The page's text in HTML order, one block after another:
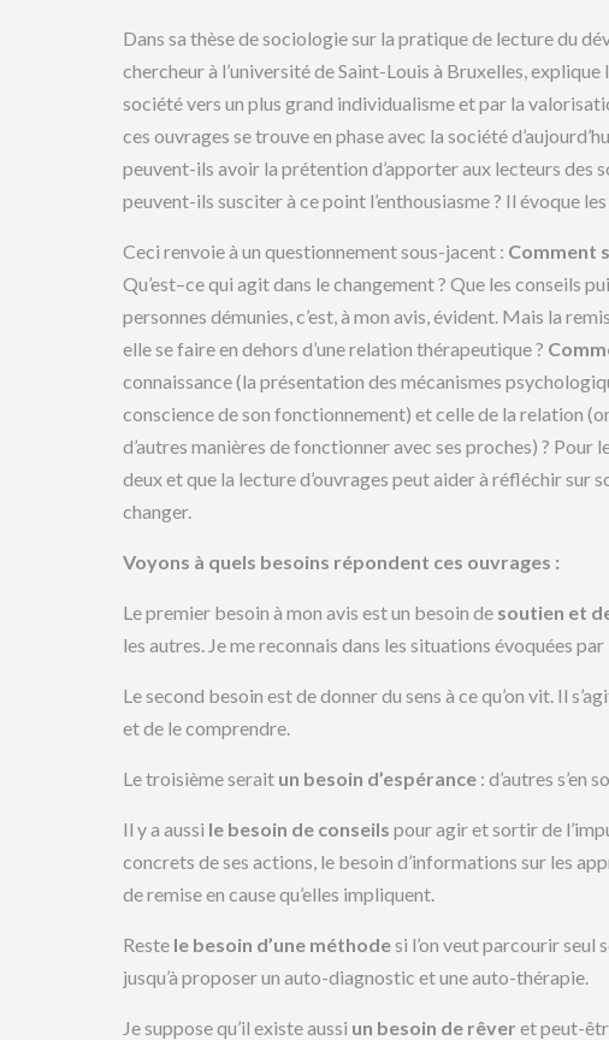
Dans sa thèse de sociologie sur la pratique de lecture du
chercheur à l’université de Saint-Louis à Bruxelles,
société vers un plus grand individualisme et par la
ces ouvrages se trouve en phase avec la société
peuvent-ils avoir la prétention d’apporter aux lecteurs des
peuvent-ils susciter à ce point l’enthousiasme ? Il évoque
Ceci renvoie à un questionnement sous-jacent : Comment
Qu’est–ce qui agit dans le changement ? Que les conseils
personnes démunies, c’est, à mon avis, évident. Mais la
elle se faire en dehors d’une relation thérapeutique ?
connaissance (la présentation des mécanismes
conscience de son fonctionnement) et celle de la relation
d’autres manières de fonctionner avec ses proches) ? Pour
deux et que la lecture d’ouvrages peut aider à réfléchir sur
changer.
Voyons à quels besoins répondent ces ouvrages :
Le premier besoin à mon avis est un besoin de soutien et
les autres. Je me reconnais dans les situations évoquées par
Le second besoin est de donner du sens à ce qu’on vit. Il
et de le comprendre.
Le troisième serait un besoin d’espérance : d’autres s’en
Il y a aussi le besoin de conseils pour agir et sortir de
concrets de ses actions, le besoin d’informations sur les
de remise en cause qu’elles impliquent.
Reste le besoin d’une méthodesi l’on veut parcourir seul
jusqu’à proposer un auto-diagnostic et une auto-thérapie.
Je suppose qu’il existe aussi un besoin de rêver et peut-